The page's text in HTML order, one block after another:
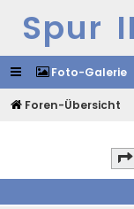
Spur
Foto-Galerie
Foren-Übersicht